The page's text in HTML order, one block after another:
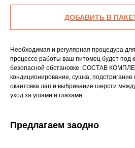
ДОБАВИТЬ В
Необходимая и регулярная процедура
процессе работы ваш питомец будет под
безопасной обстановке. СОСТАВ
кондиционирование, сушка, подстригание
окантовка лап и выбривание шерсти
уход за ушами и глазами.
Предлагаем заодно